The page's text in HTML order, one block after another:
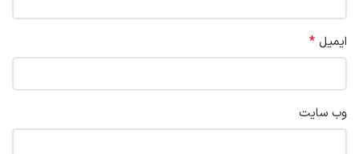
ایمیل *
وب‌ سایت